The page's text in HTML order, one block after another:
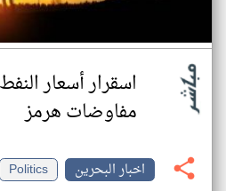
اسقرار أسعار
مفاوضات هرمز
اخبار البحرين
Politics